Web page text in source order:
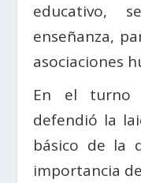
educativo,
enseñanza,
asociaciones
En el turno
defendió la
básico de la
importancia